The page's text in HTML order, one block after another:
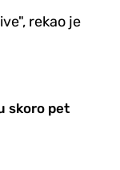
rekao je
skoro pet